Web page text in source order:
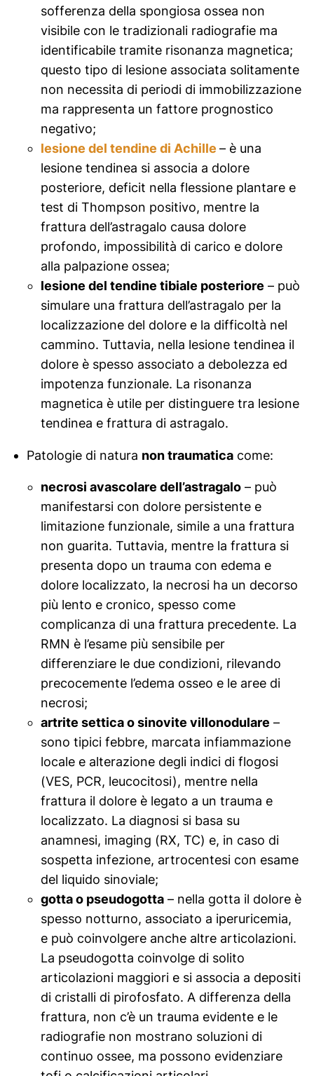
sofferenza della spongiosa ossea non
visibile con le tradizionali radiografie ma
identificabile tramite risonanza magnetica;
questo tipo di lesione associata solitamente
non necessita di periodi di immobilizzazione
ma rappresenta un fattore prognostico
negativo;
lesione del tendine di Achille – è una
lesione tendinea si associa a dolore
posteriore, deficit nella flessione plantare e
test di Thompson positivo, mentre la
frattura dell’astragalo causa dolore
profondo, impossibilità di carico e dolore
alla palpazione ossea;
lesione del tendine tibiale posteriore – può
simulare una frattura dell’astragalo per la
localizzazione del dolore e la difficoltà nel
cammino. Tuttavia, nella lesione tendinea il
dolore è spesso associato a debolezza ed
impotenza funzionale. La risonanza
magnetica è utile per distinguere tra lesione
tendinea e frattura di astragalo.
Patologie di natura non traumaticacome:
necrosi avascolare dell’astragalo– può
manifestarsi con dolore persistente e
limitazione funzionale, simile a una frattura
non guarita. Tuttavia, mentre la frattura si
presenta dopo un trauma con edema e
dolore localizzato, la necrosi ha un decorso
più lento e cronico, spesso come
complicanza di una frattura precedente. La
RMN è l’esame più sensibile per
differenziare le due condizioni, rilevando
precocemente l’edema osseo e le aree di
necrosi;
artrite settica o sinovite villonodulare –
sono tipici febbre, marcata infiammazione
locale e alterazione degli indici di flogosi
(VES, PCR, leucocitosi), mentre nella
frattura il dolore è legato a un trauma e
localizzato. La diagnosi si basa su
anamnesi, imaging (RX, TC) e, in caso di
sospetta infezione, artrocentesi con esame
del liquido sinoviale;
gotta o pseudogotta– nella gotta il dolore è
spesso notturno, associato a iperuricemia,
e può coinvolgere anche altre articolazioni.
La pseudogotta coinvolge di solito
articolazioni maggiori e si associa a depositi
di cristalli di pirofosfato. A differenza della
frattura, non c’è un trauma evidente e le
radiografie non mostrano soluzioni di
continuo ossee, ma possono evidenziare